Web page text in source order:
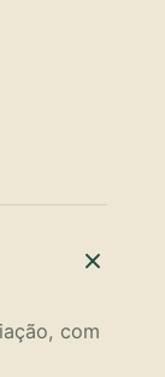
com